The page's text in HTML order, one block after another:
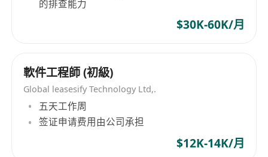
的排查能力
$30K-60K/月
軟件工程師 (初級)
Global leasesify Technology Ltd,.
五天工作周
签证申请费用由公司承担
$12K-14K/月